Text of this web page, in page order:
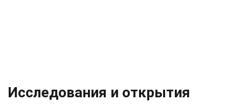
Исследования и открытия